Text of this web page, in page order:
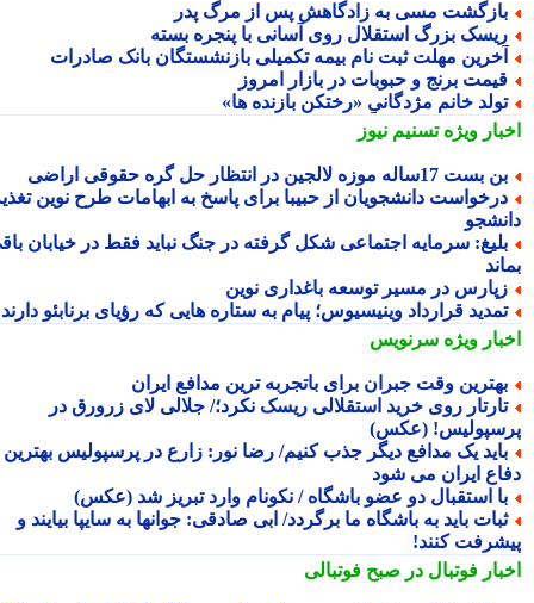
مسی به زادگاهش پس از مرگ پدر
بزرگ استقلال روی آسانی با پنجره بسته
مهلت ثبت نام بیمه تکمیلی بازنشستگان بانک صادرات
برنج و حبوبات در بازار امروز
خانم مژدگانیِِ «رختکن بازنده ها»
ویژهتسنیم نیوز
17ساله موزه لالجین در انتظار حل گره حقوقی اراضی
دانشجویان از حبیبا برای پاسخ به ابهامات طرح نوین تغذیه
سرمایه اجتماعی شکل گرفته در جنگ نباید فقط در خیابان باقی
در مسیر توسعه باغداری نوین
قرارداد وینیسیوس؛ پیام به ستاره هایی که رؤیای برنابئو دارند
ویژهسرنویس
وقت جبران برای باتجربه ترین مدافع ایران
روی خرید استقلالی ریسک نکرد؛/ جلالی لای زرورق در
(عکس)
یک مدافع دیگر جذب کنیم/ رضا نور: زارع در پرسپولیس بهترین
ایران می شود
استقبال دو عضو باشگاه / نکونام وارد تبریز شد (عکس)
باید به باشگاه ما برگردد/ ابی صادقی: جوانها به سایپا بیایند و
کنند!
فوتبال در صبح فوتبالی